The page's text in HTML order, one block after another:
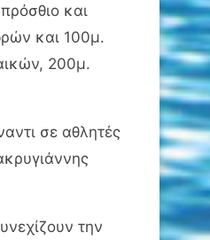
και
και 100μ.
200μ.
σε αθλητές
την